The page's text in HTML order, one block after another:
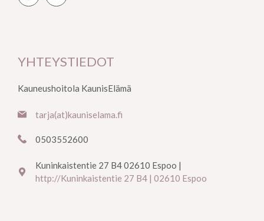
YHTEYSTIEDOT
Kauneushoitola KaunisElämä
tarja(at)kauniselama.fi
0503552600
Kuninkaistentie 27 B4 02610 Espoo |
http://Kuninkaistentie 27 B4 | 02610 Espoo